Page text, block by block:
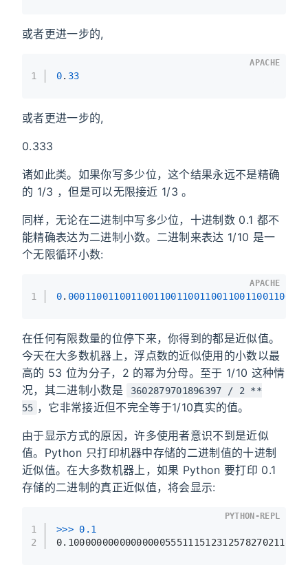
或者更进一步的,
1 0. 33
APACHE
或者更进一步的,
0.333
诸如此类。如果你写多少位，这个结果永远不是精确
的 1/3 ，但是可以无限接近 1/3 。
同样，无论在二进制中写多少位，十进制数 0.1 都不
能精确表达为二进制小数。二进制来表达 1/10 是一
个无限循环小数:
1 0.
APACHE
在任何有限数量的位停下来，你得到的都是近似值。
今天在大多数机器上，浮点数的近似使用的小数以最
高的 53 位为分子，2 的幂为分母。至于 1/10 这种情
况，其二进制小数是
3602879701896397 / 2 **
55 ，它非常接近但不完全等于1/10真实的值。
由于显示方式的原因，许多使用者意识不到是近似
值。Python 只打印机器中存储的二进制值的十进制
近似值。在大多数机器上，如果 Python 要打印 0.1
存储的二进制的真正近似值，将会显示:
1
2
>>> 0.1
PYTHON-REPL